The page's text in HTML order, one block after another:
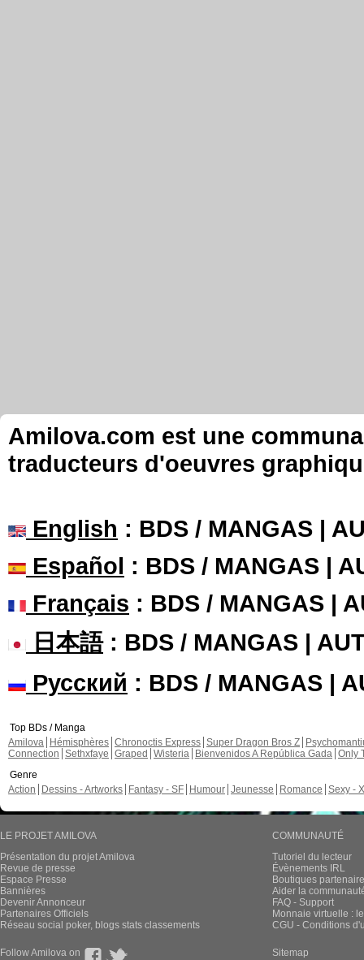
Amilova.com est une
traducteurs d'oeuvres
English : BDS / MANGAS |
Español : BDS / MANGAS |
Français : BDS / MANGAS |
日本語: BDS / MANGAS |
Русский : BDS / MANGAS |
Top BDs / Manga
Amilova
Hémisphères Chronoctis Express Super Dragon Bros Z
Connection Sethxfaye Graped Wisteria Bienvenidos A República Gada Only
Genre
Action
Dessins - Artworks Fantasy - SF Humour Jeunesse Romance Sexy -
LE PROJET AMILOVA
Présentation du projet Amilova
Revue de presse
Espace Presse
Bannières
Devenir Annonceur
Partenaires Officiels
Réseau social poker, blogs stats classements
COMMUNAUTÉ
Tutoriel du lecteur
Évènements IRL
Boutiques
Aider la
FAQ - Support
Monnaie virtuelle :
CGU - Conditions
Follow Amilova on Sitemap